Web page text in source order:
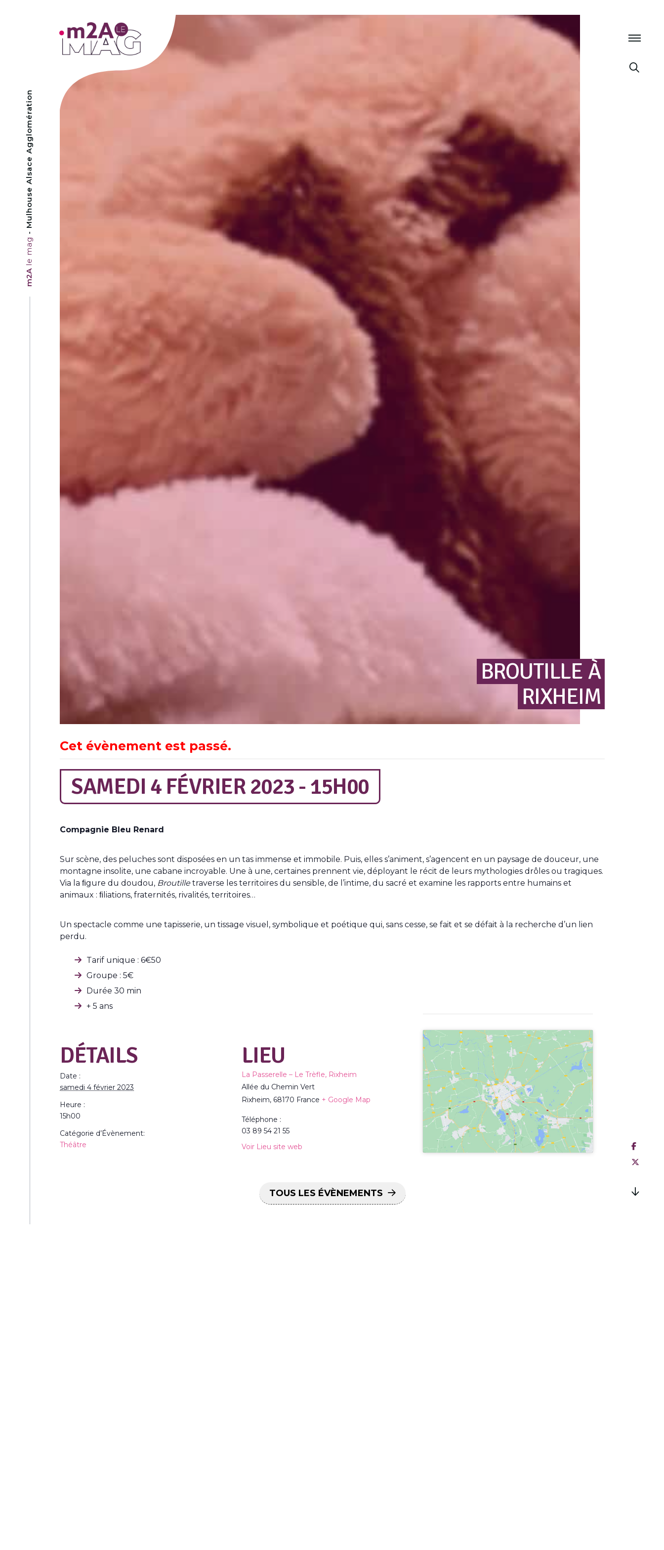
m2A
le mag
- Mulhouse Alsace Agglomération
BROUTILLE À
RIXHEIM
Cet évènement est passé.
SAMEDI 4 FÉVRIER 2023 - 15H00
Compagnie Bleu Renard
Sur scène, des peluches sont disposées en un tas immense et immobile. Puis, elles s’animent, s’agencent en un paysage de douceur, une
montagne insolite, une cabane incroyable. Une à une, certaines prennent vie, déployant le récit de leurs mythologies drôles ou tragiques.
Via la ﬁgure du doudou, Broutilletraverse les territoires du sensible, de l’intime, du sacré et examine les rapports entre humains et
animaux : ﬁliations, fraternités, rivalités, territoires…
Un spectacle comme une tapisserie, un tissage visuel, symbolique et poétique qui, sans cesse, se fait et se défait à la recherche d’un lien
perdu.
Tarif unique : 6€50
Groupe : 5€
Durée 30 min
+ 5 ans
DÉTAILS
Date :
samedi 4 février 2023
Heure :
15h00
Catégorie d’Évènement:
Théâtre
LIEU
La Passerelle – Le Trèfle, Rixheim
Allée du Chemin Vert
Rixheim, 68170 France + Google Map
Téléphone :
03 89 54 21 55
Voir Lieu site web
TOUS LES ÉVÈNEMENTS